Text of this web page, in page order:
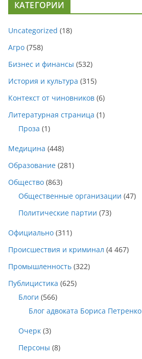
КАТЕГОРИИ
Uncategorized (18)
Агро (758)
Бизнес и финансы (532)
История и культура (315)
Контекст от чиновников (6)
Литературная страница (1)
Проза (1)
Медицина (448)
Образование (281)
Общество (863)
Общественные организации (47)
Политические партии (73)
Официально (311)
Происшествия и криминал (4 467)
Промышленность (322)
Публицистика (625)
Блоги (566)
Блог адвоката Бориса Петренко
Очерк (3)
Персоны (8)